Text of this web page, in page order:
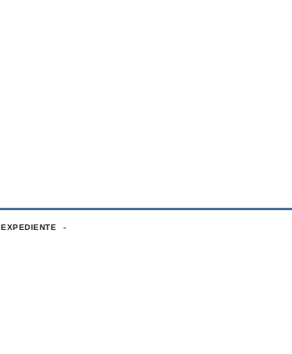
EXPEDIENTE